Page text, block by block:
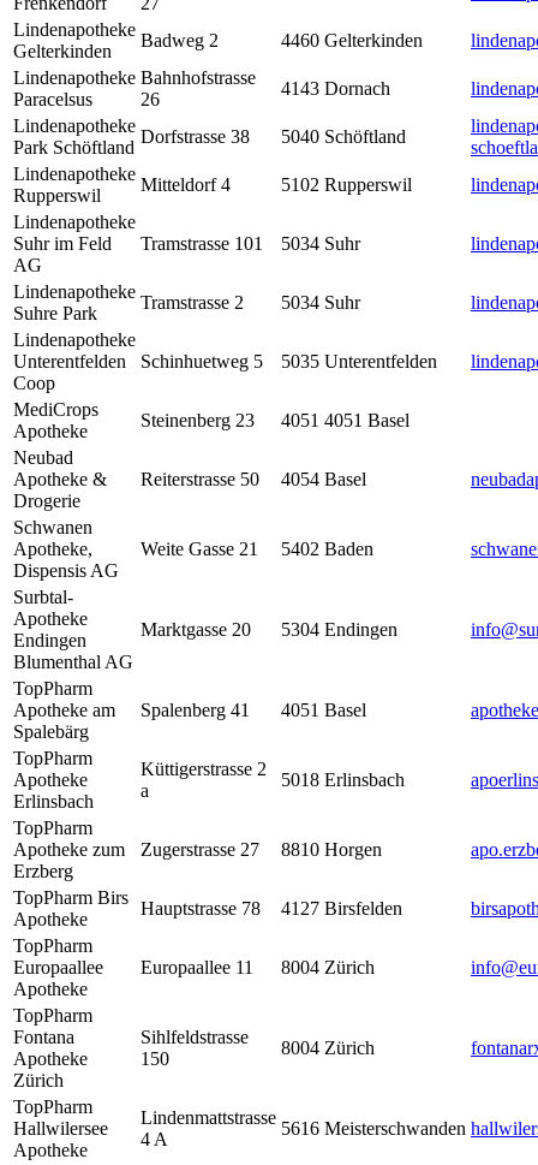
Lindenapotheke
Gelterkinden
Badweg 2 4460 Gelterkinden
Lindenapotheke
Paracelsus
Bahnhofstrasse
26
4143 Dornach
Lindenapotheke
Park Schöftland
Dorfstrasse 38 5040 Schöftland
Lindenapotheke
Rupperswil
Mitteldorf 4 5102 Rupperswil
Lindenapotheke
Suhr im Feld
AG
Tramstrasse 101 5034 Suhr
Lindenapotheke
Suhre Park
Tramstrasse 2 5034 Suhr
Lindenapotheke
Unterentfelden
Coop
Schinhuetweg 5 5035 Unterentfelden
MediCrops
Apotheke
Steinenberg 23 4051 4051 Basel
Neubad
Apotheke &
Drogerie
Reiterstrasse 50 4054 Basel
Schwanen
Apotheke,
Dispensis AG
Weite Gasse 21 5402 Baden
Surbtal-
Apotheke
Endingen
Blumenthal AG
Marktgasse 20 5304 Endingen
TopPharm
Apotheke am
Spalebärg
Spalenberg 41 4051 Basel
TopPharm
Apotheke
Erlinsbach
Küttigerstrasse 2
a
5018 Erlinsbach
TopPharm
Apotheke zum
Erzberg
Zugerstrasse 27 8810 Horgen
TopPharm Birs
Apotheke
Hauptstrasse 78 4127 Birsfelden
TopPharm
Europaallee
Apotheke
Europaallee 11 8004 Zürich
TopPharm
Fontana
Apotheke
Zürich
Sihlfeldstrasse
150
8004 Zürich
TopPharm
Hallwilersee
Apotheke
Lindenmattstrasse
4 A
5616 Meisterschwanden